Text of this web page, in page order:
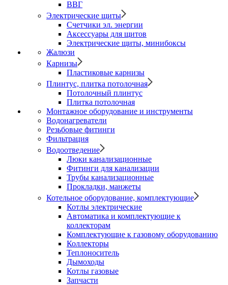
ВВГ
Электрические щиты
Счетчики эл. энергии
Аксессуары для щитов
Электрические щиты, минибоксы
Жалюзи
Карнизы
Пластиковые карнизы
Плинтус, плитка потолочная
Потолочный плинтус
Плитка потолочная
Монтажное оборудование и инструменты
Водонагреватели
Резьбовые фитинги
Фильтрация
Водоотведение
Люки канализационные
Фитинги для канализации
Трубы канализационные
Прокладки, манжеты
Котельное оборудование, комплектующие
Котлы электрические
Автоматика и комплектующие к
коллекторам
Комплектующие к газовому оборудованию
Коллекторы
Теплоноситель
Дымоходы
Котлы газовые
Запчасти